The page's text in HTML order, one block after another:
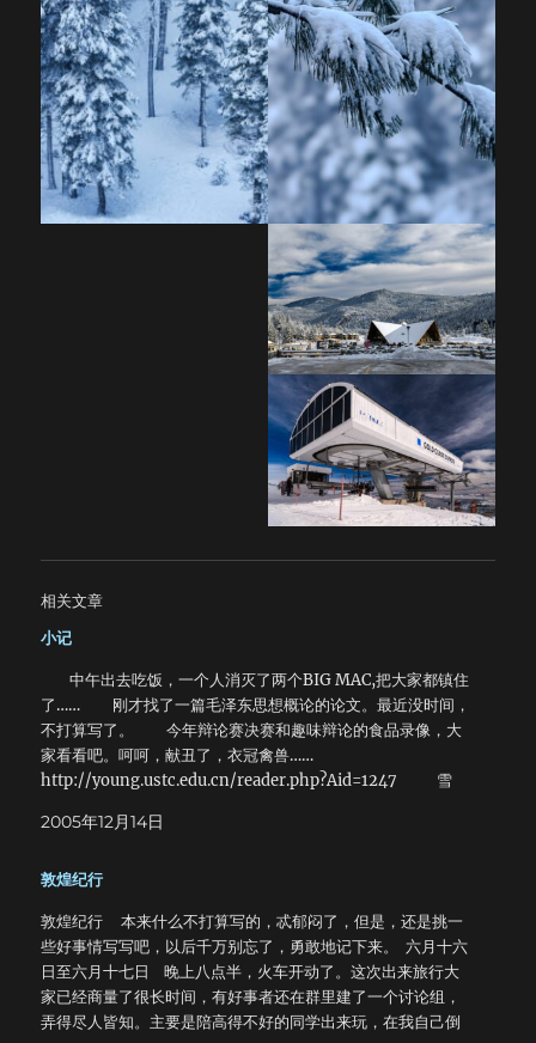
相关文章
小记
中午出去吃饭，一个人消灭了两个BIG MAC,把大家都镇住
了…… 刚才找了一篇毛泽东思想概论的论文。最近没时间，
不打算写了。 今年辩论赛决赛和趣味辩论的食品录像，大
家看看吧。呵呵，献丑了，衣冠禽兽……
http://young.ustc.edu.cn/reader.php?Aid=1247 雪
东东： 沿着山路向上盘旋，气温骤降，凉风猎猎，几乎要
冰川入口，路标显示：海拔4000米。大家把能穿的衣服都穿在
从山上滚下的巨石，形成了一道弯弯曲曲的溪流。这里被远远
近近的雪山包围了，远处的那些在日光的照耀下发出刺眼的白
光。开始大约是三百级石阶，已经有人走不动了。也难怪，这
里海拔接近4300，这么陡峭的山路……我不知道前边还有多
远，但这样一座山绝对不在话下，但是为了鼓励后进同学，我
2005年12月14日
敦煌纪行
敦煌纪行 本来什么不打算写的，忒郁闷了，但是，还是挑一
些好事情写写吧，以后千万别忘了，勇敢地记下来。 六月十六
日至六月十七日 晚上八点半，火车开动了。这次出来旅行大
家已经商量了很长时间，有好事者还在群里建了一个讨论组，
弄得尽人皆知。主要是陪高得不好的同学出来玩，在我自己倒